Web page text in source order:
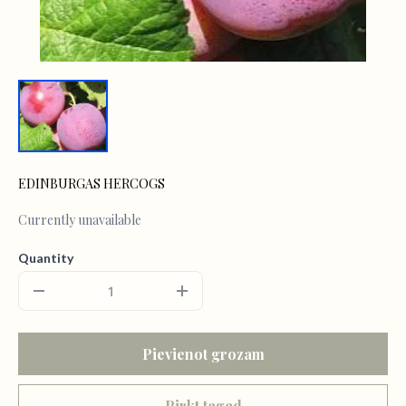
EDINBURGAS HERCOGS
Currently unavailable
Quantity
Pievienot grozam